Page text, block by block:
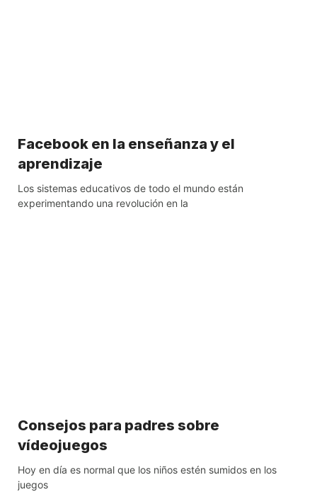
Facebook en la enseñanza y el
aprendizaje
Los sistemas educativos de todo el mundo están
experimentando una revolución en la
Consejos para padres sobre
vídeojuegos
Hoy en día es normal que los niños estén sumidos en los
juegos